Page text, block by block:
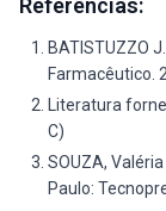
Referências:
BATISTUZZO
Farmacêutico.
Literatura
C)
SOUZA,
Paulo: